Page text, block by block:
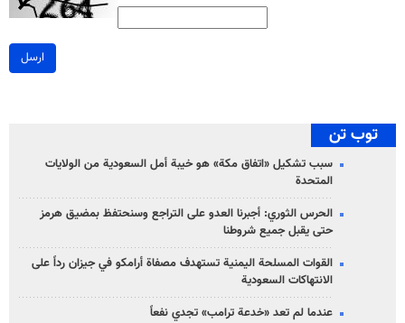
ارسل
توب تن
سبب تشكيل «اتفاق مكة» هو خيبة أمل السعودية من الولايات
المتحدة
الحرس الثوري: أجبرنا العدو على التراجع وسنحتفظ بمضيق هرمز
حتى يقبل جميع شروطنا
القوات المسلحة اليمنية تستهدف مصفاة أرامكو في جيزان رداً على
الانتهاكات السعودية
عندما لم تعد «خدعة ترامب» تجدي نفعاً